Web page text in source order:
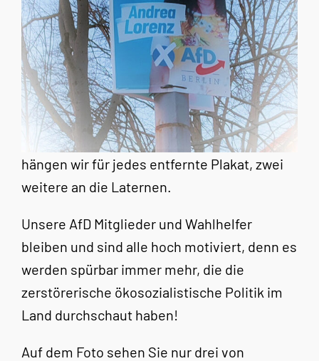
hängen wir für jedes entfernte Plakat, zwei
weitere an die Laternen.
Unsere AfD Mitglieder und Wahlhelfer
bleiben und sind alle hoch motiviert, denn es
werden spürbar immer mehr, die die
zerstörerische ökosozialistische Politik im
Land durchschaut haben!
Auf dem Foto sehen Sie nur drei von